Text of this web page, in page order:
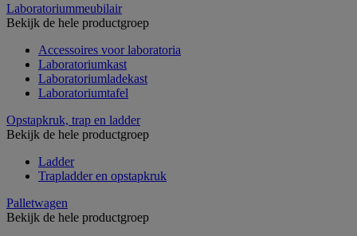
Laboratoriummeubilair
Bekijk de hele productgroep
Accessoires voor laboratoria
Laboratoriumkast
Laboratoriumladekast
Laboratoriumtafel
Opstapkruk, trap en ladder
Bekijk de hele productgroep
Ladder
Trapladder en opstapkruk
Palletwagen
Bekijk de hele productgroep